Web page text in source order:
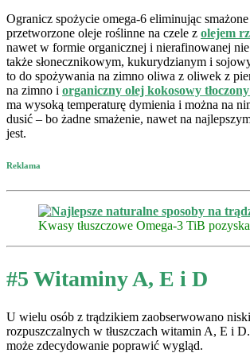
Ogranicz spożycie omega-6 eliminując
przetworzone oleje roślinne na czele z olejem
nawet w formie organicznej i nierafinowanej
także słonecznikowym, kukurydzianym i
to do spożywania na zimno oliwa z oliwek z
na zimno i organiczny olej kokosowy
ma wysoką temperaturę dymienia i można na
dusić – bo żadne smażenie, nawet na
jest.
Reklama
Kwasy tłuszczowe Omega-3 TiB
#5 Witaminy A, E i D
U wielu osób z trądzikiem zaobserwowano
rozpuszczalnych w tłuszczach witamin A, E i
może zdecydowanie poprawić wygląd.